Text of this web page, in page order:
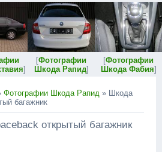
]
[Фотографии
Шкода Рапид]
[Фотографии
Шкода Фабия]
Фотографии Шкода Рапид » Шкода
багажник
открытый багажник